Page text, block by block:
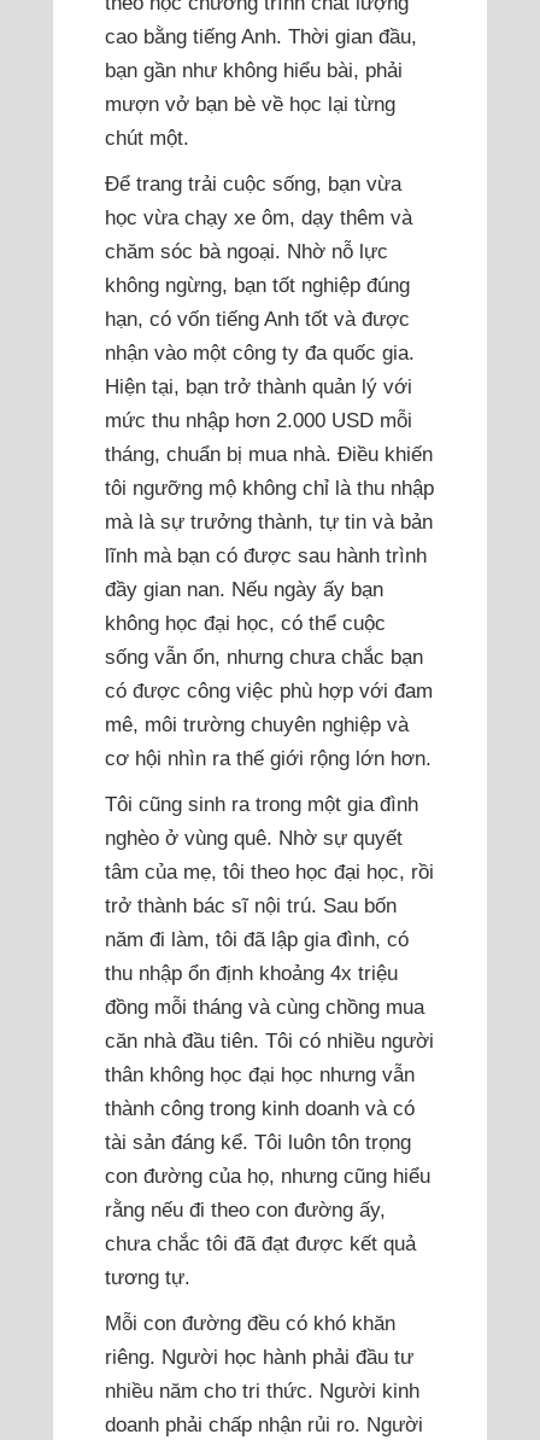
cao bằng tiếng Anh. Thời gian đầu,
bạn gần như không hiểu bài, phải
mượn vở bạn bè về học lại từng
chút một.
Để trang trải cuộc sống, bạn vừa
học vừa chạy xe ôm, dạy thêm và
chăm sóc bà ngoại. Nhờ nỗ lực
không ngừng, bạn tốt nghiệp đúng
hạn, có vốn tiếng Anh tốt và được
nhận vào một công ty đa quốc gia.
Hiện tại, bạn trở thành quản lý với
mức thu nhập hơn 2.000 USD mỗi
tháng, chuẩn bị mua nhà. Điều khiến
tôi ngưỡng mộ không chỉ là thu nhập
mà là sự trưởng thành, tự tin và bản
lĩnh mà bạn có được sau hành trình
đầy gian nan. Nếu ngày ấy bạn
không học đại học, có thể cuộc
sống vẫn ổn, nhưng chưa chắc bạn
có được công việc phù hợp với đam
mê, môi trường chuyên nghiệp và
cơ hội nhìn ra thế giới rộng lớn hơn.
Tôi cũng sinh ra trong một gia đình
nghèo ở vùng quê. Nhờ sự quyết
tâm của mẹ, tôi theo học đại học, rồi
trở thành bác sĩ nội trú. Sau bốn
năm đi làm, tôi đã lập gia đình, có
thu nhập ổn định khoảng 4x triệu
đồng mỗi tháng và cùng chồng mua
căn nhà đầu tiên. Tôi có nhiều người
thân không học đại học nhưng vẫn
thành công trong kinh doanh và có
tài sản đáng kể. Tôi luôn tôn trọng
con đường của họ, nhưng cũng hiểu
rằng nếu đi theo con đường ấy,
chưa chắc tôi đã đạt được kết quả
tương tự.
Mỗi con đường đều có khó khăn
riêng. Người học hành phải đầu tư
nhiều năm cho tri thức. Người kinh
doanh phải chấp nhận rủi ro. Người